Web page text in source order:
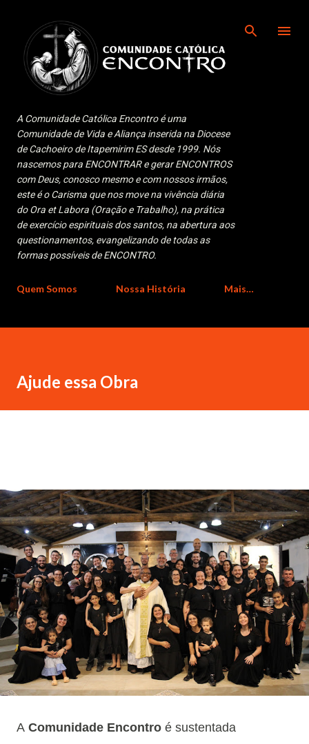
A Comunidade Católica Encontro é uma
Comunidade de Vida e Aliança inserida na Diocese
de Cachoeiro de Itapemirim ES desde 1999. Nós
nascemos para ENCONTRAR e gerar ENCONTROS
com Deus, conosco mesmo e com nossos irmãos,
este é o Carisma que nos move na vivência diária
do Ora et Labora (Oração e Trabalho), na prática
de exercício espirituais dos santos, na abertura aos
questionamentos, evangelizando de todas as
formas possíveis de ENCONTRO.
Quem Somos Nossa História Mais…
Ajude essa Obra
A Comunidade Encontro é sustentada